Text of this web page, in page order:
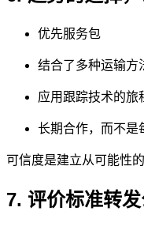
优先服务包
结合了多种运输方
应用跟踪技术的旅
长期合作，而不是
可信度是建立从可能性
7. 评价标准转